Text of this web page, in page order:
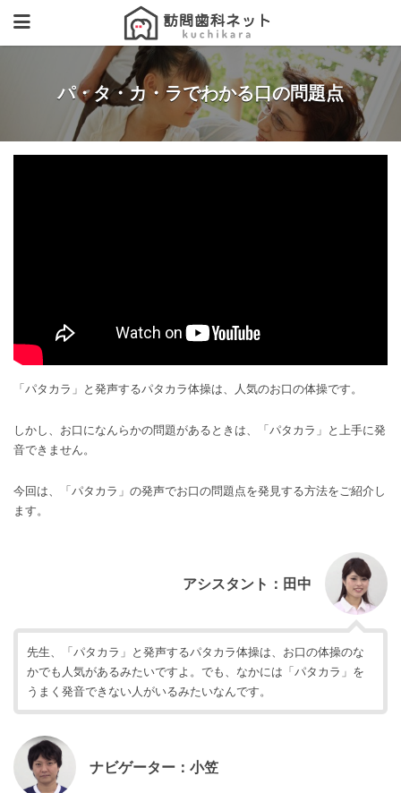
パ・タ・カ・ラでわかる口の問題点
「パタカラ」と発声するパタカラ体操は、人気のお口の体操です。
しかし、お口になんらかの問題があるときは、「パタカラ」と上手に発
音できません。
今回は、「パタカラ」の発声でお口の問題点を発見する方法をご紹介し
ます。
アシスタント：田中
先生、「パタカラ」と発声するパタカラ体操は、お口の体操のな
かでも人気があるみたいですよ。でも、なかには「パタカラ」を
うまく発音できない人がいるみたいなんです。
ナビゲーター：小笠